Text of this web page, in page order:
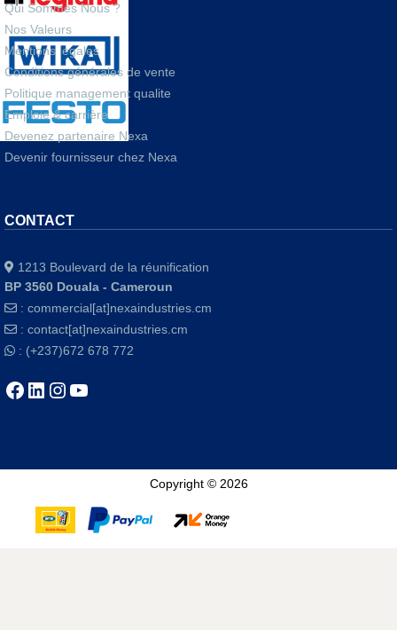
Qui Sommes Nous ?
Nos Valeurs
Mentions legales
Conditions générales de vente
Politique management qualite
Emploie & carrière
Devenez partenaire Nexa
Devenir fournisseur chez Nexa
CONTACT
1213 Boulevard de la réunification
BP 3560 Douala - Cameroun
: commercial[at]nexaindustries.cm
: contact[at]nexaindustries.cm
: (+237)672 678 772
Copyright © 2026